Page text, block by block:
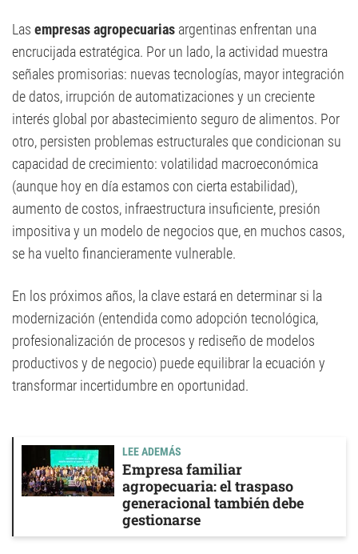
Las empresas agropecuarias argentinas enfrentan una
encrucijada estratégica. Por un lado, la actividad muestra
señales promisorias: nuevas tecnologías, mayor integración
de datos, irrupción de automatizaciones y un creciente
interés global por abastecimiento seguro de alimentos. Por
otro, persisten problemas estructurales que condicionan su
capacidad de crecimiento: volatilidad macroeconómica
(aunque hoy en día estamos con cierta estabilidad),
aumento de costos, infraestructura insuficiente, presión
impositiva y un modelo de negocios que, en muchos casos,
se ha vuelto financieramente vulnerable.
En los próximos años, la clave estará en determinar si la
modernización (entendida como adopción tecnológica,
profesionalización de procesos y rediseño de modelos
productivos y de negocio) puede equilibrar la ecuación y
transformar incertidumbre en oportunidad.
LEE ADEMÁS
Empresa familiar
agropecuaria: el traspaso
generacional también debe
gestionarse